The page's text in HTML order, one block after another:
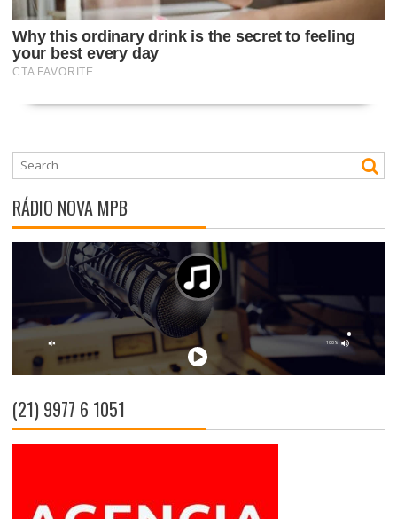
RÁDIO NOVA MPB
(21) 9977 6 1051